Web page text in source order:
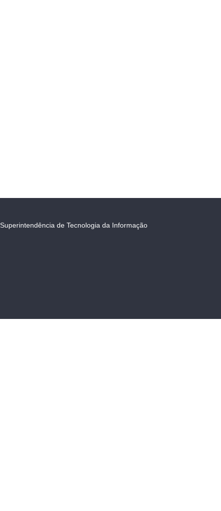
Superintendência de Tecnologia da Informação